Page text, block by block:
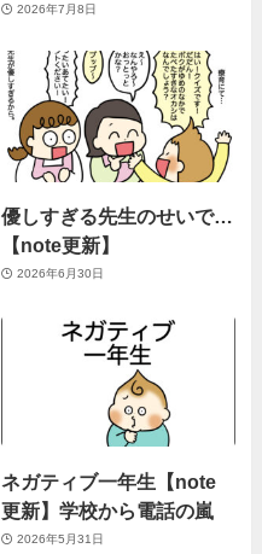
2026年7月8日
優しすぎる先生のせいで…
【note更新】
2026年6月30日
ネガティブ一年生【note
更新】学校から電話の嵐
2026年5月31日